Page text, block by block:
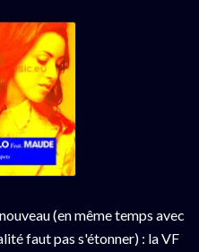
(en même temps avec
faut pas s'étonner) : la VF